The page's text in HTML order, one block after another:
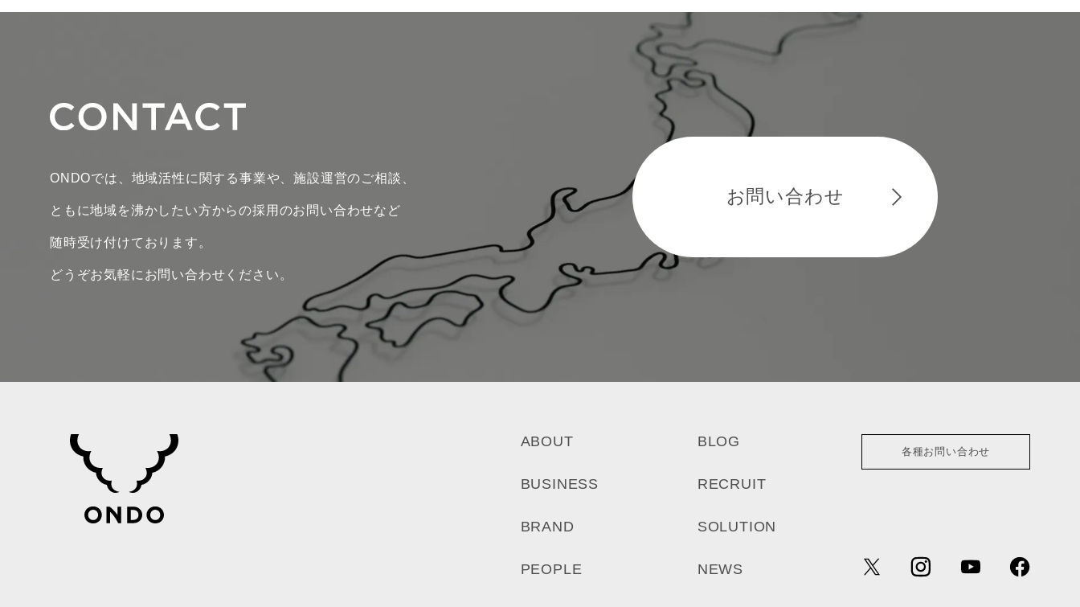
ONDOでは、地域活性に関する事業や、施設運営のご相談、
ともに地域を沸かしたい方からの採用のお問い合わせなど
随時受け付けております。
どうぞお気軽にお問い合わせください。
お問い合わせ
ABOUT
BUSINESS
BRAND
PEOPLE
BLOG
RECRUIT
SOLUTION
NEWS
各種お問い合わせ